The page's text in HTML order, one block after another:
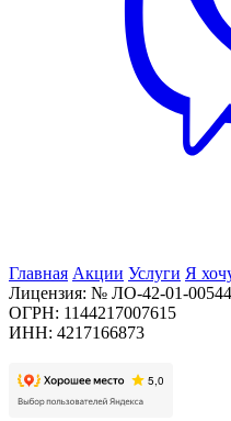
Главная Акции Услуги Я
Лицензия: № ЛО-42-01-
ОГРН: 1144217007615
ИНН: 4217166873